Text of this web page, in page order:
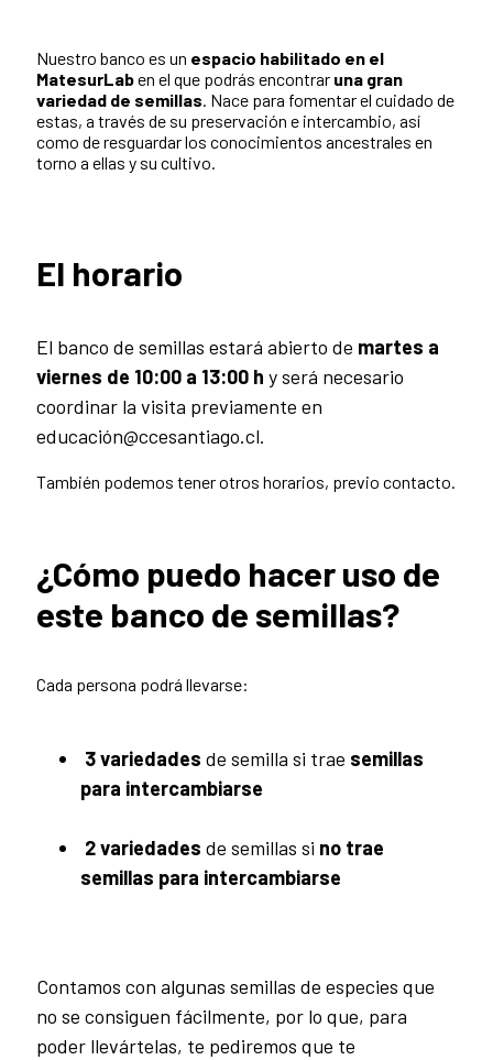
Nuestro banco es un espacio habilitado en el
MatesurLaben el que podrás encontrar una gran
variedad de semillas. Nace para fomentar el cuidado de
estas, a través de su preservación e intercambio, así
como de resguardar los conocimientos ancestrales en
torno a ellas y su cultivo.
El horario
El banco de semillas estará abierto de martes a
viernes de 10:00 a 13:00 h y será necesario
coordinar la visita previamente en
educación@ccesantiago.cl.
También podemos tener otros horarios, previo contacto.
¿Cómo puedo hacer uso de
este banco de semillas?
Cada persona podrá llevarse:
3 variedades de semilla si trae semillas
para intercambiarse
2 variedades de semillas si no trae
semillas para intercambiarse
Contamos con algunas semillas de especies que
no se consiguen fácilmente, por lo que, para
poder llevártelas, te pediremos que te